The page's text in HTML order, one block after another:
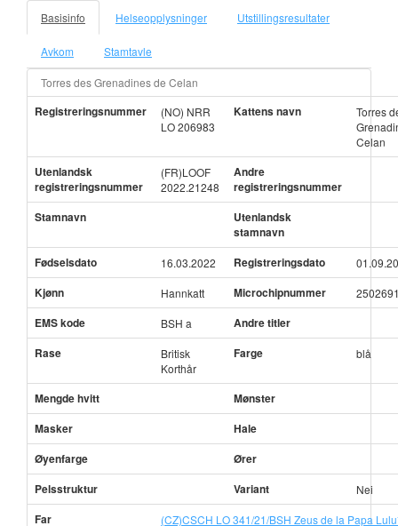
Basisinfo Helseopplysninger Utstillingsresultater
Avkom Stamtavle
Torres des Grenadines de Celan
Registreringsnummer
(NO) NRR
LO 206983
Kattens navn
Torres
Celan
Utenlandsk
registreringsnummer
(FR)LOOF
2022.21248
Andre
registreringsnummer
Stamnavn
Utenlandsk
stamnavn
Fødselsdato
16.03.2022 Registreringsdato
Kjønn Hannkatt Microchipnummer
EMS kode BSH a
Andre titler
Rase
Britisk
Korthår
Farge blå
Mengde hvitt
Mønster
Masker
Hale
Øyenfarge
Ører
Pelsstruktur
Variant Nei
Far (CZ)CSCH LO 341/21/BSH Zeus de la Papa